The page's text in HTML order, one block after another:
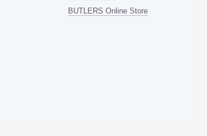
BUTLERS Online Store